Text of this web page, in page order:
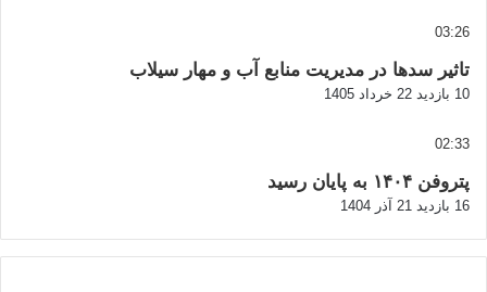
03:26
تاثیر سدها در مدیریت منابع آب و مهار سیلاب
10 بازدید 22 خرداد 1405
02:33
پتروفن ۱۴۰۴ به پایان رسید
16 بازدید 21 آذر 1404